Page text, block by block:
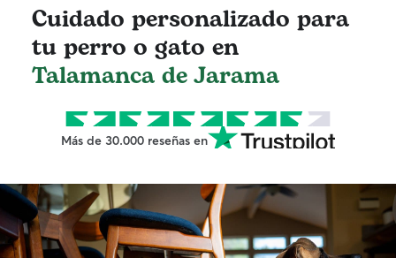
Cuidado personalizado para
tu perro o gato en
Talamanca de Jarama
Más de 30.000 reseñas en